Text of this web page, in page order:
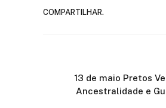
COMPARTILHAR.
13 de maio Pretos
Ancestralidade e